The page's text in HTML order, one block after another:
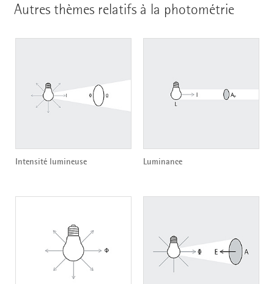
Autres thèmes relatifs à la photométrie
Intensité lumineuse Luminance